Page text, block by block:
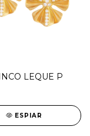
LEQUE P
ESPIAR